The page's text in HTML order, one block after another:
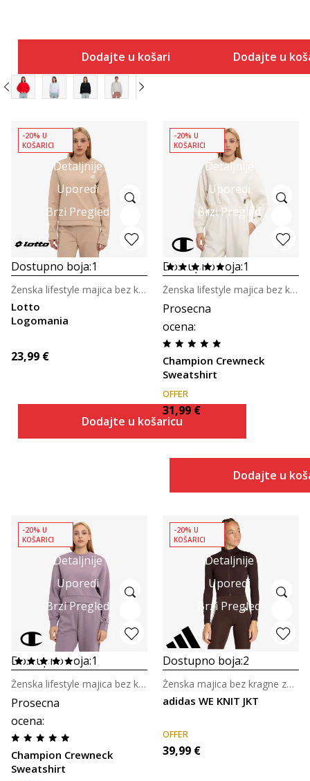
Dodajte u košaricu Dodajte u
Detaljnije
Uporedi
Brzi Pregled
-20% U
KOŠARICI
Dostupno boja:1
Lotto
Logomania
Ženska lifestyle majica bez kragne
23,99 €
Dodajte u košaricu
Detaljnije
Uporedi
Brzi Pregled
-20% U
KOŠARICI
Dostupno boja:1
Prosecna
ocena:
Champion Crewneck
Sweatshirt
Ženska lifestyle majica bez kragne
OFFER
31,99 €
Dodajte u
Detaljnije
Uporedi
Brzi Pregled
-20% U
KOŠARICI
Dostupno boja:1
Prosecna
ocena:
Champion Crewneck
Sweatshirt
Ženska lifestyle majica bez kragne
Detaljnije
Uporedi
Brzi Pregled
-20% U
KOŠARICI
Dostupno boja:2
adidas WE KNIT JKT
Ženska majica bez kragne za trening
OFFER
39,99 €